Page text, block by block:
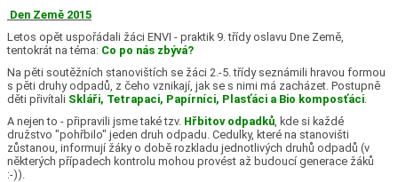
Den Země 2015
Letos opět uspořádali žáci ENVI - praktik 9. třídy oslavu Dne Země,
tentokrát na téma: Co po nás zbývá?
Na pěti soutěžních stanovištích se žáci 2.-5. třídy seznámili hravou formou
s pěti druhy odpadů, z čeho vznikají, jak se s nimi má zacházet. Postupně
děti přivítali Skláři, Tetrapaci, Papírníci, Plasťáci a Bio komposťáci
A nejen to - připravili jsme také tzv. Hřbitov odpadků , kde si každé
družstvo "pohřbilo" jeden druh odpadu. Cedulky, které na stanovišti
zůstanou, informují žáky o době rozkladu jednotlivých druhů odpadů (v
některých případech kontrolu mohou provést až budoucí generace žáků
:-)).